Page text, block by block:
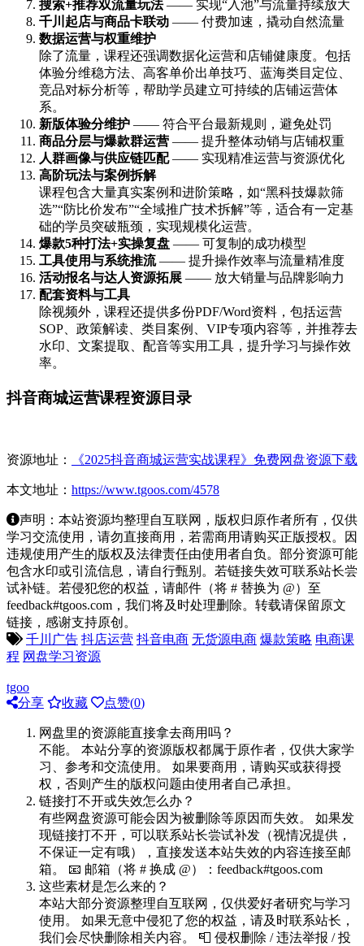
搜索+推荐双流量玩法—— 实现“入池”与流量持续放大
千川起店与商品卡联动 —— 付费加速，撬动自然流量
数据运营与权重维护
除了流量，课程还强调数据化运营和店铺健康度。包括
体验分维稳方法、高客单价出单技巧、蓝海类目定位、
竞品对标分析等，帮助学员建立可持续的店铺运营体
系。
新版体验分维护 —— 符合平台最新规则，避免处罚
商品分层与爆款群运营 —— 提升整体动销与店铺权重
人群画像与供应链匹配—— 实现精准运营与资源优化
高阶玩法与案例拆解
课程包含大量真实案例和进阶策略，如“黑科技爆款筛
选”“防比价发布”“全域推广技术拆解”等，适合有一定基
础的学员突破瓶颈，实现规模化运营。
爆款5种打法+实操复盘 —— 可复制的成功模型
工具使用与系统推流—— 提升操作效率与流量精准度
活动报名与达人资源拓展 —— 放大销量与品牌影响力
配套资料与工具
除视频外，课程还提供多份PDF/Word资料，包括运营
SOP、政策解读、类目案例、VIP专项内容等，并推荐去
水印、文案提取、配音等实用工具，提升学习与操作效
率。
抖音商城运营课程资源目录
资源地址： 《2025抖音商城运营实战课程》免费网盘资源下载
本文地址： https://www.tgoos.com/4578
声明：本站资源均整理自互联网，版权归原作者所有，仅供
学习交流使用，请勿直接商用，若需商用请购买正版授权。因
违规使用产生的版权及法律责任由使用者自负。部分资源可能
包含水印或引流信息，请自行甄别。若链接失效可联系站长尝
试补链。若侵犯您的权益，请邮件（将 # 替换为 @）至
feedback#tgoos.com，我们将及时处理删除。转载请保留原文
链接，感谢支持原创。
千川广告 抖店运营 抖音电商 无货源电商 爆款策略 电商课
程 网盘学习资源
tgoo
分享
收藏 点赞(0)
网盘里的资源能直接拿去商用吗？
不能。 本站分享的资源版权都属于原作者，仅供大家学
习、参考和交流使用。 如果要商用，请购买或获得授
权，否则产生的版权问题由使用者自己承担。
链接打不开或失效怎么办？
有些网盘资源可能会因为被删除等原因而失效。 如果发
现链接打不开，可以联系站长尝试补发（视情况提供，
不保证一定有哦），直接发送本站失效的内容连接至邮
箱。 📧 邮箱（将 # 换成 @）：feedback#tgoos.com
这些素材是怎么来的？
本站大部分资源整理自互联网，仅供爱好者研究与学习
使用。 如果无意中侵犯了您的权益，请及时联系站长，
我们会尽快删除相关内容。 📮 侵权删除 / 违法举报 / 投